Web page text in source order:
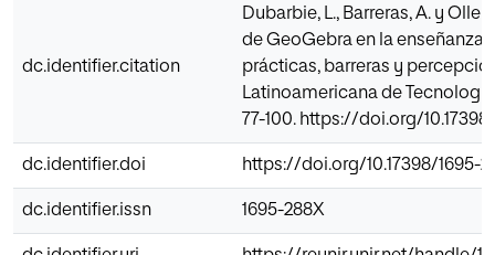
dc.identifier.citation
Dubarbie, L., Barreras, A. y
de GeoGebra en la
prácticas, barreras y
Latinoamericana de Tecnología
77-100. https://doi.org/10.17398/
dc.identifier.doi https://doi.org/10.17398/1695-
dc.identifier.issn 1695-288X